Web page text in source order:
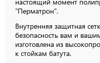
"Перматрон".
Внутренняя защитная
безопасность вам и
изготовлена из
к стойкам батута.